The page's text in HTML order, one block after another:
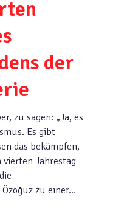
der
zu sagen: „Ja, es
Es gibt
das bekämpfen,
vierten Jahrestag
zu einer…